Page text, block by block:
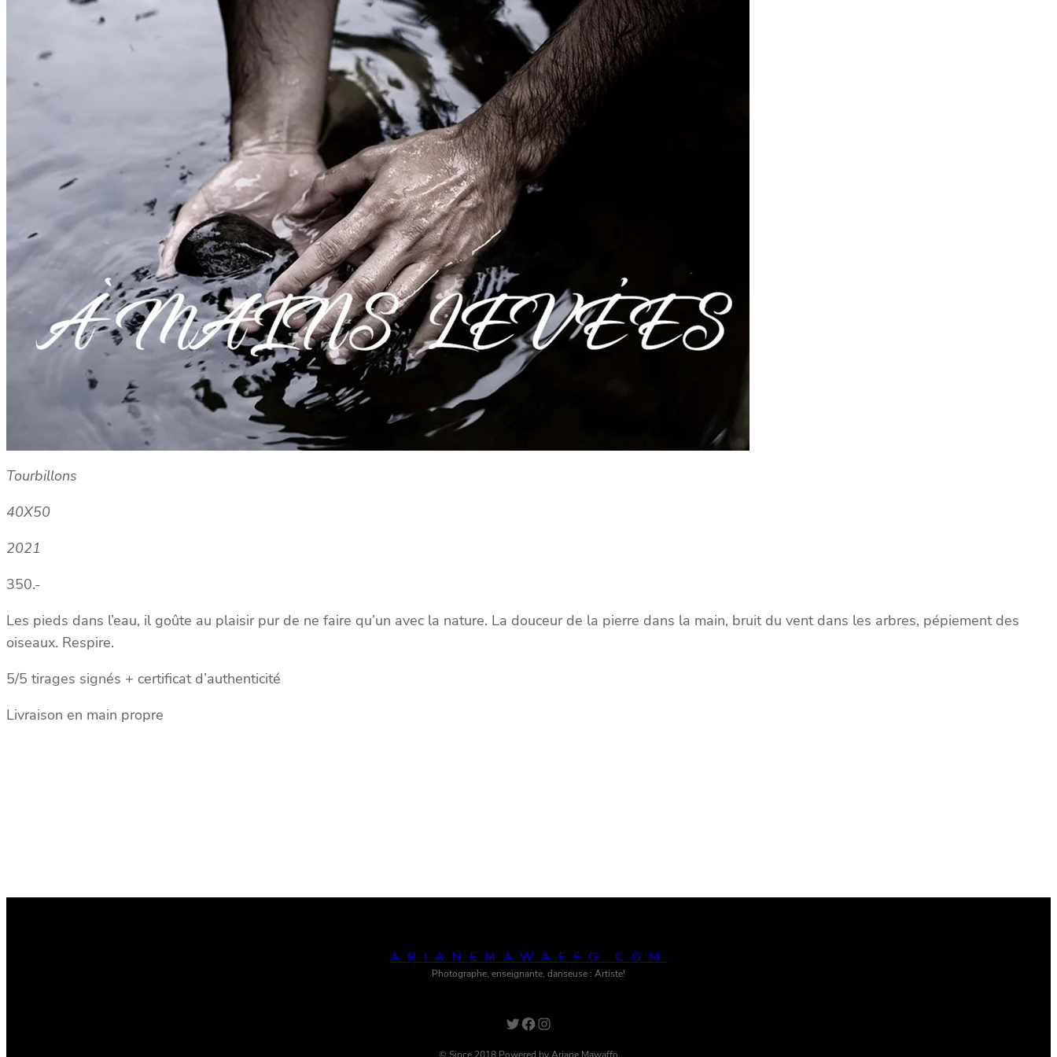
Tourbillons
40X50
2021
350.-
Les pieds dans l’eau, il goûte au plaisir pur de ne faire qu’un avec la nature. La douceur de la pierre dans la main, bruit du vent dans les arbres, pépiement des
oiseaux. Respire.
5/5 tirages signés + certificat d’authenticité
Livraison en main propre
ARIANEMAWAFFO.COM
Photographe, enseignante, danseuse : Artiste!
Twitter Facebook Instagram